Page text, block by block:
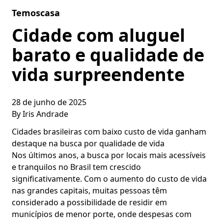
Temoscasa
Cidade com aluguel
barato e qualidade de
vida surpreendente
28 de junho de 2025
ByIris Andrade
Cidades brasileiras com baixo custo de vida ganham
destaque na busca por qualidade de vida
Nos últimos anos, a busca por locais mais acessíveis
e tranquilos no Brasil tem crescido
significativamente. Com o aumento do custo de vida
nas grandes capitais, muitas pessoas têm
considerado a possibilidade de residir em
municípios de menor porte, onde despesas com